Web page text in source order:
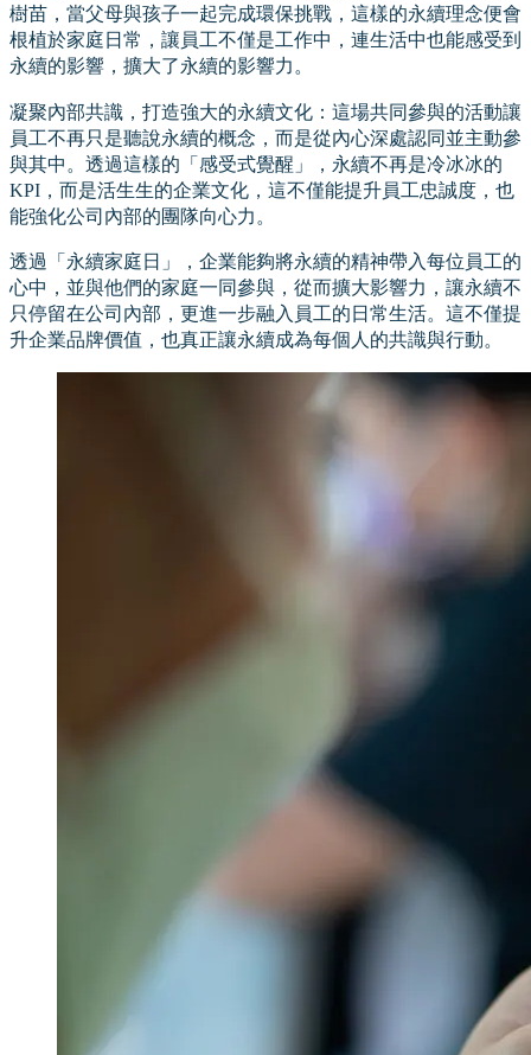
樹苗，當父母與孩子一起完成環保挑戰，這樣的永續理念便會
根植於家庭日常，讓員工不僅是工作中，連生活中也能感受到
永續的影響，擴大了永續的影響力。
凝聚內部共識，打造強大的永續文化：這場共同參與的活動讓
員工不再只是聽說永續的概念，而是從內心深處認同並主動參
與其中。透過這樣的「感受式覺醒」，永續不再是冷冰冰的
KPI，而是活生生的企業文化，這不僅能提升員工忠誠度，也
能強化公司內部的團隊向心力。
透過「永續家庭日」，企業能夠將永續的精神帶入每位員工的
心中，並與他們的家庭一同參與，從而擴大影響力，讓永續不
只停留在公司內部，更進一步融入員工的日常生活。這不僅提
升企業品牌價值，也真正讓永續成為每個人的共識與行動。